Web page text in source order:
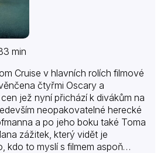
min
Cruise v hlavních rolích filmové
čtyřmi Oscary a
jež nyní přichází k divákům na
neopakovatelné herecké
a po jeho boku také Toma
zážitek, který vidět je
kdo to myslí s filmem aspoň